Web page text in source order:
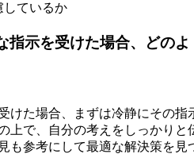
しているか
指示を受けた場合、どのよ
けた場合、まずは冷静にその指
上で、自分の考えをしっかりと
も参考にして最適な解決策を見